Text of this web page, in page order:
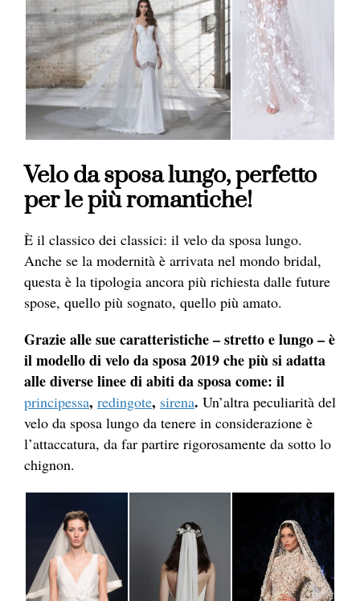
Velo da sposa lungo, perfetto
per le più romantiche!
È il classico dei classici: il velo da sposa lungo.
Anche se la modernità è arrivata nel mondo bridal,
questa è la tipologia ancora più richiesta dalle future
spose, quello più sognato, quello più amato.
Grazie alle sue caratteristiche – stretto e lungo – è
il modello di velo da sposa 2019 che più si adatta
alle diverse linee di abiti da sposa come: il
principessa, redingote, sirena. Un’altra peculiarità del
velo da sposa lungo da tenere in considerazione è
l’attaccatura, da far partire rigorosamente da sotto lo
chignon.